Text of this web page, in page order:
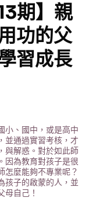
期】親
功的父
習成長
小、國中，或是高中
並通過實習考核，才
與解惑。對於如此師
因為教育對孩子是很
怎麼能夠不專業呢？
孩子的啟蒙的人，並
母自己！